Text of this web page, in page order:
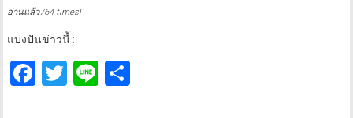
อ่านแล้ว764 times!
แบ่งปันข่าวนี้ :
Facebook
Twitter
LineShare